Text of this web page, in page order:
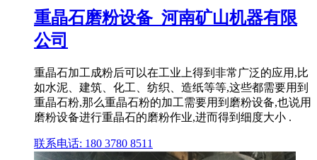
重晶石磨粉设备_河南矿山机器有限
公司
重晶石加工成粉后可以在工业上得到非常广泛的应用,比
如水泥、建筑、化工、纺织、造纸等等,这些都需要用到
重晶石粉,那么重晶石粉的加工需要用到磨粉设备,也说用
磨粉设备进行重晶石的磨粉作业,进而得到细度大小 .
联系电话: 180 3780 8511